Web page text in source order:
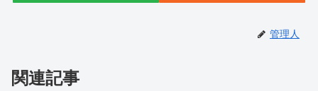
管理人
関連記事